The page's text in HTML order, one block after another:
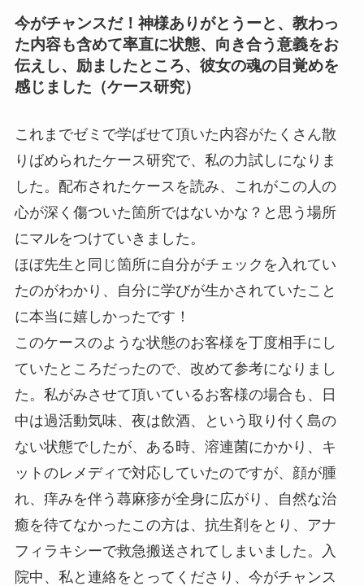
今がチャンスだ！神様ありがとうーと、教わっ
た内容も含めて率直に状態、向き合う意義をお
伝えし、励ましたところ、彼女の魂の目覚めを
感じました（ケース研究）
これまでゼミで学ばせて頂いた内容がたくさん散
りばめられたケース研究で、私の力試しになりま
した。配布されたケースを読み、これがこの人の
心が深く傷ついた箇所ではないかな？と思う場所
にマルをつけていきました。
ほぼ先生と同じ箇所に自分がチェックを入れてい
たのがわかり、自分に学びが生かされていたこと
に本当に嬉しかったです！
このケースのような状態のお客様を丁度相手にし
ていたところだったので、改めて参考になりまし
た。私がみさせて頂いているお客様の場合も、日
中は過活動気味、夜は飲酒、という取り付く島の
ない状態でしたが、ある時、溶連菌にかかり、キ
ットのレメディで対応していたのですが、顔が腫
れ、痒みを伴う蕁麻疹が全身に広がり、自然な治
癒を待てなかったこの方は、抗生剤をとり、アナ
フィラキシーで救急搬送されてしまいました。入
院中、私と連絡をとってくださり、今がチャンス